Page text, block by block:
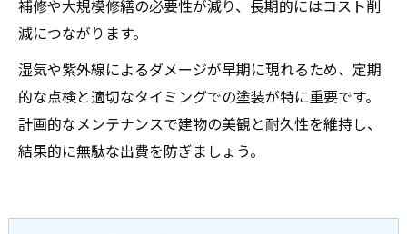
補修や大規模修繕の必要性が減り、長期的にはコスト削
減につながります。
湿気や紫外線によるダメージが早期に現れるため、定期
的な点検と適切なタイミングでの塗装が特に重要です。
計画的なメンテナンスで建物の美観と耐久性を維持し、
結果的に無駄な出費を防ぎましょう。